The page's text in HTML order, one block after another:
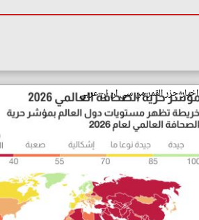
اخبار جزر القمر من سي ان ان عربي